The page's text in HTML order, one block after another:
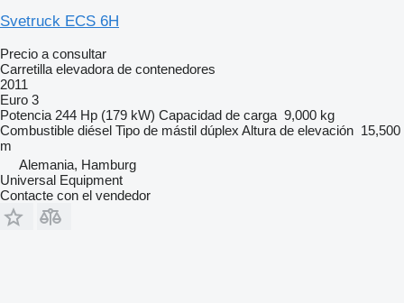
Svetruck ECS 6H
Precio a consultar
Carretilla elevadora de contenedores
2011
Euro 3
Potencia 244 Hp (179 kW) Capacidad de carga 9,000 kg
Combustible diésel Tipo de mástil dúplex Altura de elevación 15,500
m
Alemania, Hamburg
Universal Equipment
Contacte con el vendedor